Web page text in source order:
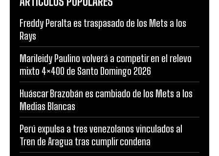
Freddy Peralta es traspasado de los Mets a los
Rays
Marileidy Paulino volverá a competir en el relevo
mixto 4×400 de Santo Domingo 2026
Huáscar Brazobán es cambiado de los Mets a los
Medias Blancas
Perú expulsa a tres venezolanos vinculados al
Tren de Aragua tras cumplir condena